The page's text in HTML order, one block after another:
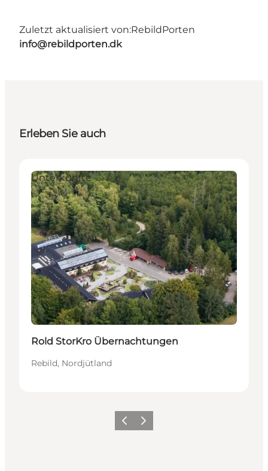
Zuletzt aktualisiert von:RebildPorten
info@rebildporten.dk
Erleben Sie auch
Unterkünfte
Rold StorKro Übernachtungen
Rebild, Nordjütland
Vorherige Folie
Nächste Folie